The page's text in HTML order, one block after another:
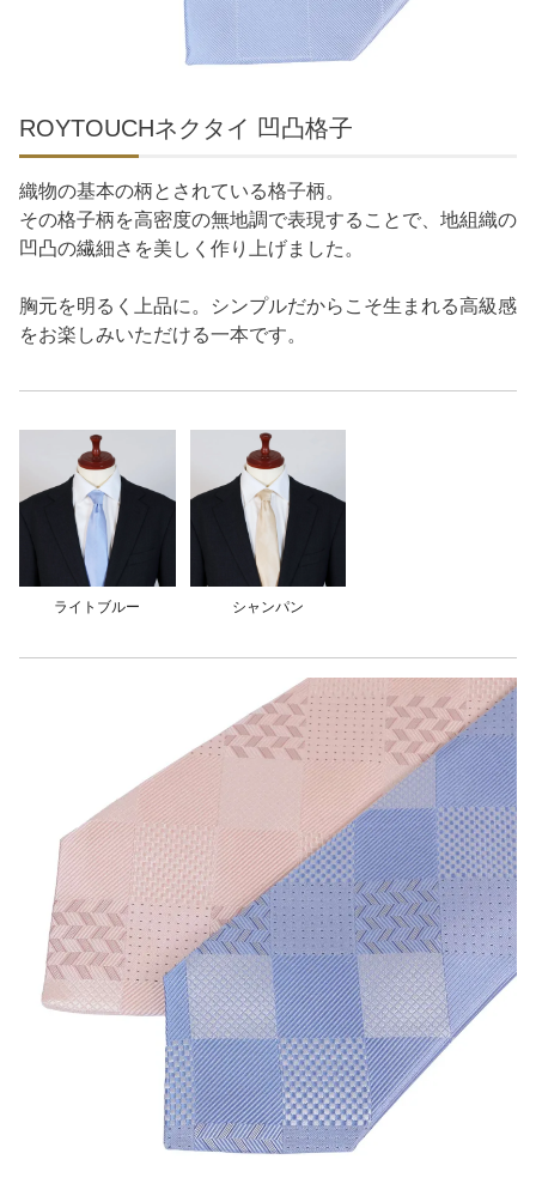
ROYTOUCHネクタイ 凹凸格子
織物の基本の柄とされている格子柄。
その格子柄を高密度の無地調で表現することで、地組織の
凹凸の繊細さを美しく作り上げました。
胸元を明るく上品に。シンプルだからこそ生まれる高級感
をお楽しみいただける一本です。
ライトブルー シャンパン